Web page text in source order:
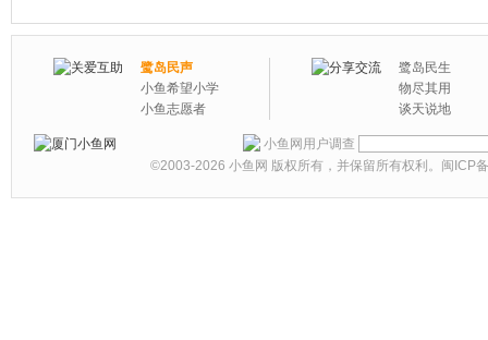
鹭岛民声
小鱼希望小学
小鱼志愿者
鹭岛民生
物尽其用
谈天说地
小鱼网用户调查
©2003-2026 小鱼网 版权所有，并保留所有权利。 闽ICP